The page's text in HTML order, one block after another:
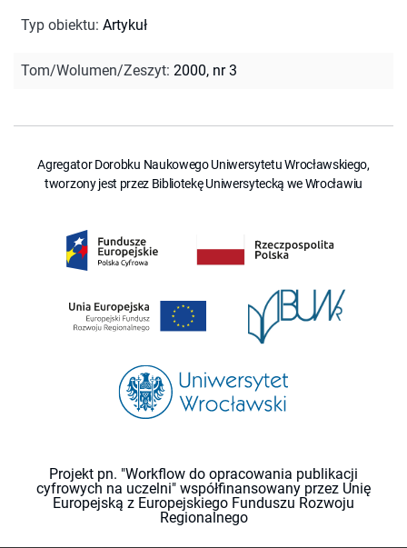
Typ obiektu: Artykuł
Tom/Wolumen/Zeszyt: 2000, nr 3
Agregator Dorobku Naukowego Uniwersytetu Wrocławskiego,
tworzony jest przez Bibliotekę Uniwersytecką we Wrocławiu
Projekt pn. "Workflow do opracowania publikacji
cyfrowych na uczelni" współfinansowany przez Unię
Europejską z Europejskiego Funduszu Rozwoju
Regionalnego